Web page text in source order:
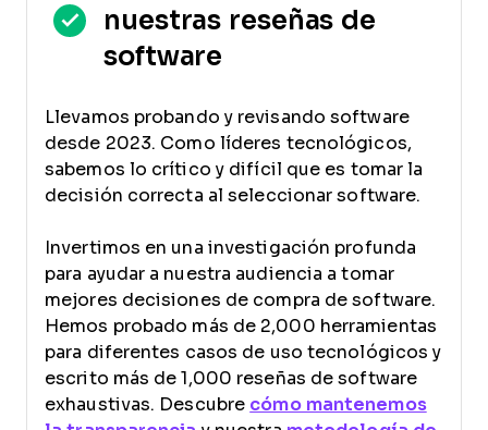
nuestras reseñas de
software
Llevamos probando y revisando software
desde 2023. Como líderes tecnológicos,
sabemos lo crítico y difícil que es tomar la
decisión correcta al seleccionar software.
Invertimos en una investigación profunda
para ayudar a nuestra audiencia a tomar
mejores decisiones de compra de software.
Hemos probado más de 2,000 herramientas
para diferentes casos de uso tecnológicos y
escrito más de 1,000 reseñas de software
exhaustivas. Descubre cómo mantenemos